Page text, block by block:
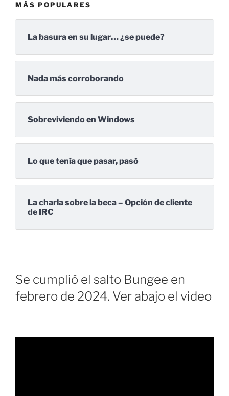
MÁS POPULARES
La basura en su lugar… ¿se puede?
Nada más corroborando
Sobreviviendo en Windows
Lo que tenía que pasar, pasó
La charla sobre la beca – Opción de cliente
de IRC
Se cumplió el salto Bungee en
febrero de 2024. Ver abajo el video